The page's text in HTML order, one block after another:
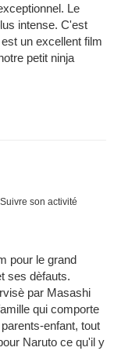
Le
intense. C'est
un excellent film
petit ninja
Suivre son activité
pour le grand
ses dèfauts.
par Masashi
qui comporte
enfant, tout
Naruto ce qu'il y